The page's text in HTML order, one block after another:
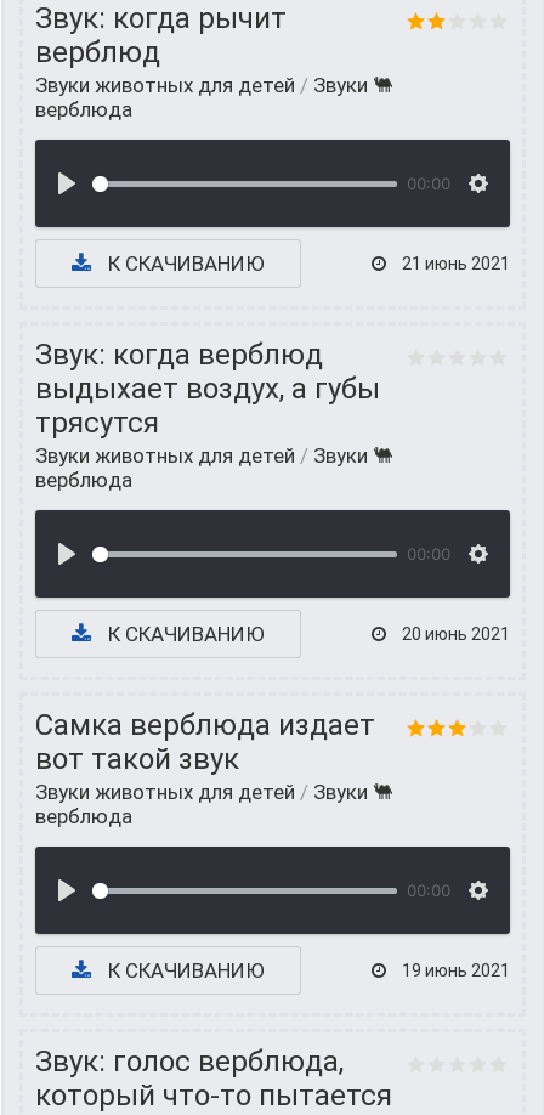
Звук: когда рычит
верблюд
Звуки животных для детей / Звуки 🐫
верблюда
00:00
К СКАЧИВАНИЮ 21 июнь 2021
Звук: когда верблюд
выдыхает воздух, а губы
трясутся
Звуки животных для детей / Звуки 🐫
верблюда
00:00
К СКАЧИВАНИЮ 20 июнь 2021
Самка верблюда издает
вот такой звук
Звуки животных для детей / Звуки 🐫
верблюда
00:00
К СКАЧИВАНИЮ 19 июнь 2021
Звук: голос верблюда,
который что-то пытается